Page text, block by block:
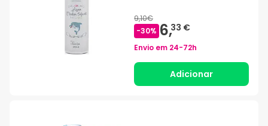
9,10€
-30% 6,33 €
Envio em 24-72h
Adicionar